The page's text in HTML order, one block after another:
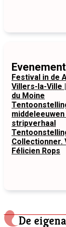
Festival in de
Villers-la-Ville
du Moine
stripverhaal
Collectionner.
Félicien Rops
De